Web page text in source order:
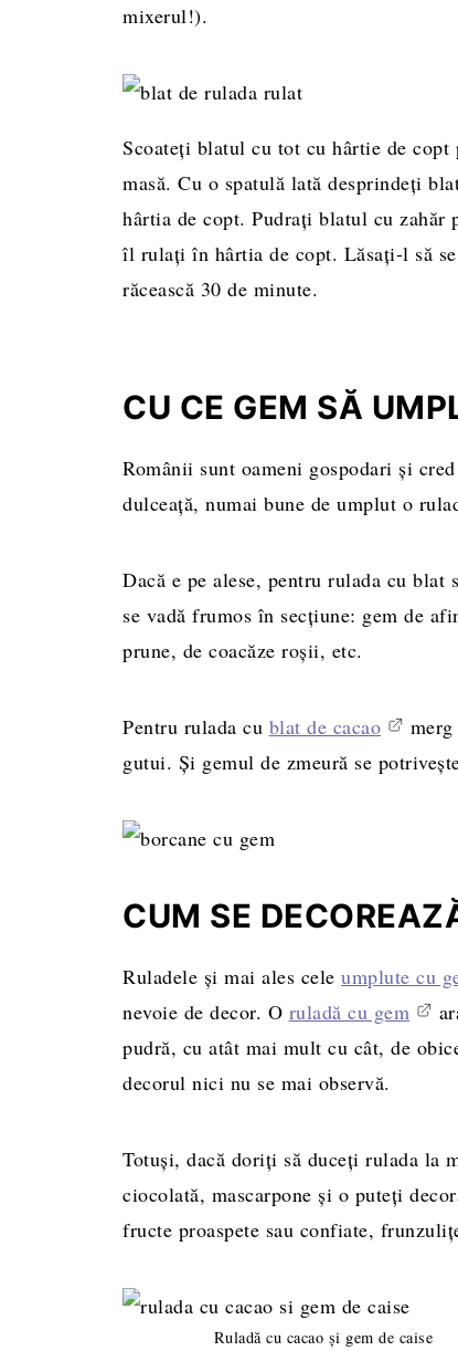
mixerul!).
Scoateți blatul cu tot cu hârtie de copt
masă. Cu o spatulă lată desprindeți
hârtia de copt. Pudrați blatul cu zahăr
îl rulați în hârtia de copt. Lăsați-l să se
răcească 30 de minute.
CU CE GEM SĂ
Românii sunt oameni gospodari și
dulceață, numai bune de umplut o
Dacă e pe alese, pentru rulada cu
se vadă frumos în secțiune: gem de
prune, de coacăze roșii, etc.
Pentru rulada cu blat de cacao
gutui. Și gemul de zmeură se
CUM SE
Ruladele și mai ales cele umplute cu
nevoie de decor. O ruladă cu gem
pudră, cu atât mai mult cu cât, de
decorul nici nu se mai observă.
Totuși, dacă doriți să duceți rulada la
ciocolată, mascarpone și o puteți
fructe proaspete sau confiate,
Ruladă cu cacao și gem de caise